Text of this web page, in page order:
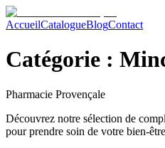
AccueilCatalogueBlogContact
Catégorie :
Pharmacie Provençale
Découvrez notre sélection de
pour prendre soin de votre bien-